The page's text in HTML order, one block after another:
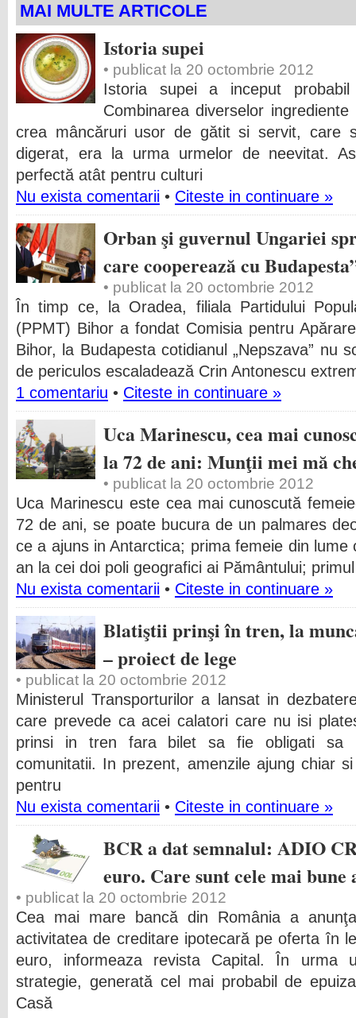
MAI MULTE ARTICOLE
Istoria supei
• publicat la 20 octombrie 2012
Istoria supei a inceput
Combinarea diverselor
crea mâncăruri usor de gătit si servit, care
digerat, era la urma urmelor de neevitat.
perfectă atât pentru culturi
Nu exista comentarii • Citeste in continuare »
Orban şi guvernul Ungariei
care cooperează cu
• publicat la 20 octombrie 2012
În timp ce, la Oradea, filiala Partidului
(PPMT) Bihor a fondat Comisia pentru
Bihor, la Budapesta cotidianul „Nepszava” nu
de periculos escaladează Crin Antonescu
1 comentariu • Citeste in continuare »
Uca Marinescu, cea mai
la 72 de ani: Munţii mei mă
• publicat la 20 octombrie 2012
Uca Marinescu este cea mai cunoscută
72 de ani, se poate bucura de un palmares
ce a ajuns in Antarctica; prima femeie din lume
an la cei doi poli geografici ai Pământului;
Nu exista comentarii • Citeste in continuare »
Blatiştii prinşi în tren, la
– proiect de lege
• publicat la 20 octombrie 2012
Ministerul Transporturilor a lansat in
care prevede ca acei calatori care nu isi
prinsi in tren fara bilet sa fie obligati sa
comunitatii. In prezent, amenzile ajung chiar
pentru
Nu exista comentarii • Citeste in continuare »
BCR a dat semnalul: ADIO
euro. Care sunt cele mai
• publicat la 20 octombrie 2012
Cea mai mare bancă din România a
activitatea de creditare ipotecară pe oferta în
euro, informeaza revista Capital. În urma
strategie, generată cel mai probabil de
Casă